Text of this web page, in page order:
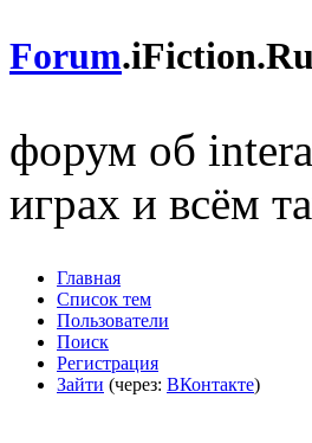
Forum.iFiction.Ru
форум об
играх и всём
Главная
Список тем
Пользователи
Поиск
Регистрация
Зайти (через: ВКонтакте)